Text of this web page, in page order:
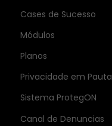
Cases de Sucesso
Módulos
Planos
Privacidade em Pauta
Sistema ProtegON
Canal de Denuncias